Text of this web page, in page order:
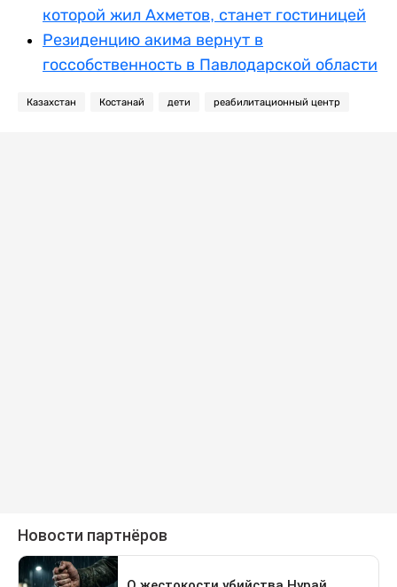
которой жил Ахметов, станет гостиницей
Резиденцию акима вернут в
госсобственность в Павлодарской области
Казахстан Костанай дети реабилитационный центр